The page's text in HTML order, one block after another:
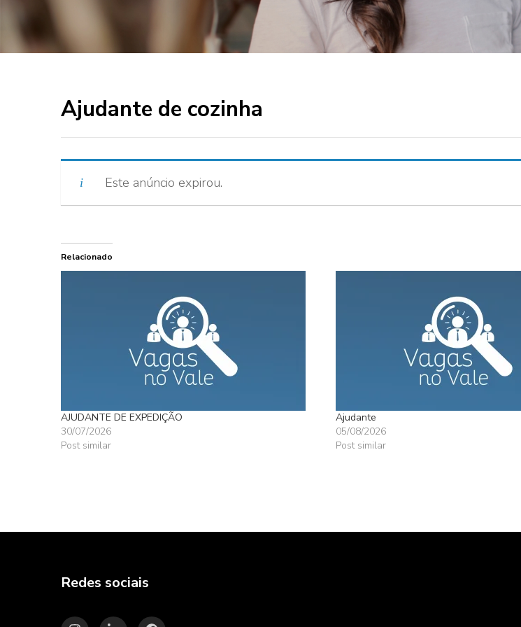
Ajudante de cozinha
Este anúncio expirou.
Relacionado
AJUDANTE DE EXPEDIÇÃO
30/07/2026
Post similar
Ajudante
05/08/2026
Post similar
Redes sociais